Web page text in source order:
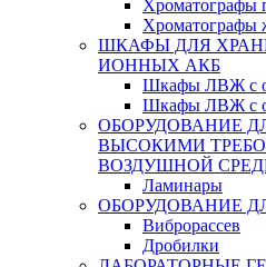
Хроматографы
Хроматографы
ШКАФЫ ДЛЯ
ИОННЫХ АКБ
Шкафы ЛВЖ с
Шкафы ЛВЖ с
ОБОРУДОВАНИЕ
ВЫСОКИМИ
ВОЗДУШНОЙ
Ламинары
ОБОРУДОВАНИЕ
Виброрассев
Дробилки